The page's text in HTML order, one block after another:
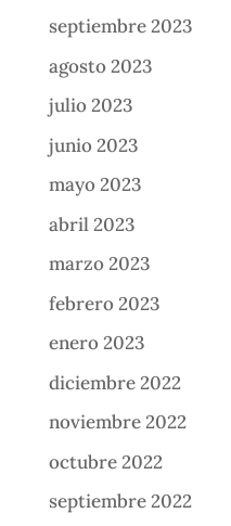
septiembre 2023
agosto 2023
julio 2023
junio 2023
mayo 2023
abril 2023
marzo 2023
febrero 2023
enero 2023
diciembre 2022
noviembre 2022
octubre 2022
septiembre 2022